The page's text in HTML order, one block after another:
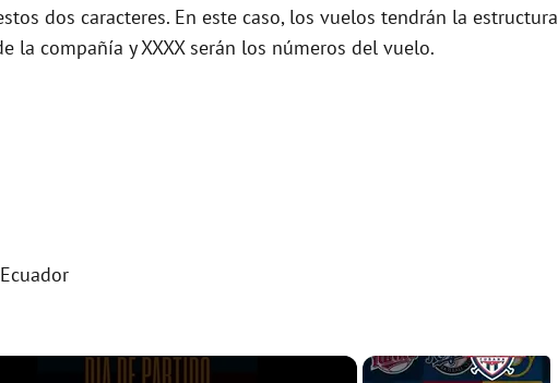
dos caracteres. En este caso, los vuelos tendrán la estructura
la compañía y XXXX serán los números del vuelo.
Ecuador